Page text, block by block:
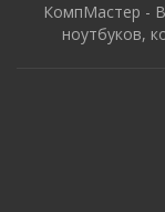
КомпМастер -
ноутбуков,